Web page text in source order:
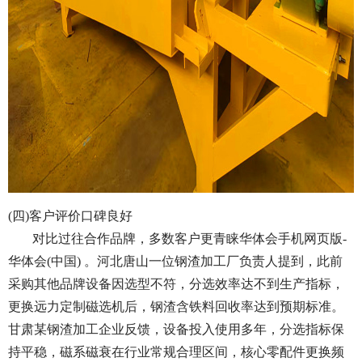
(四)客户评价口碑良好
对比过往合作品牌，多数客户更青睐华体会手机网页版-
华体会(中国) 。河北唐山一位钢渣加工厂负责人提到，此前
采购其他品牌设备因选型不符，分选效率达不到生产指标，
更换远力定制磁选机后，钢渣含铁料回收率达到预期标准。
甘肃某钢渣加工企业反馈，设备投入使用多年，分选指标保
持平稳，磁系磁衰在行业常规合理区间，核心零配件更换频